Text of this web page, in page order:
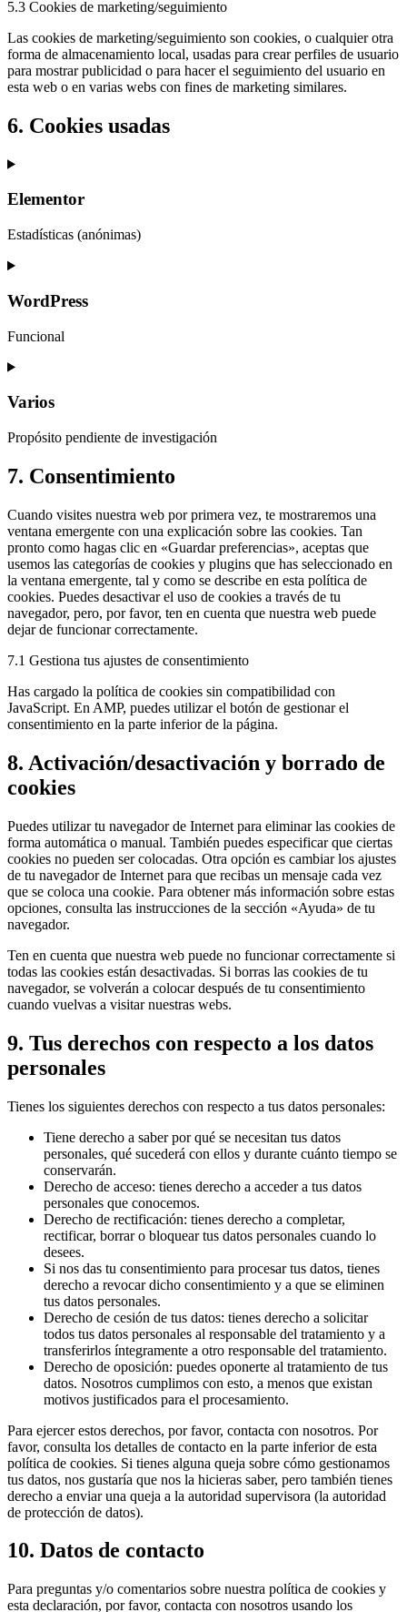
5.3 Cookies de marketing/seguimiento
Las cookies de marketing/seguimiento son cookies, o cualquier otra
forma de almacenamiento local, usadas para crear perfiles de usuario
para mostrar publicidad o para hacer el seguimiento del usuario en
esta web o en varias webs con fines de marketing similares.
6. Cookies usadas
Elementor
Estadísticas (anónimas)
Consent
service
WordPress
Funcional
Consent
service
Varios
Propósito pendiente de investigación
Consent
to
varios
7. Consentimiento
Cuando visites nuestra web por primera vez, te mostraremos una
ventana emergente con una explicación sobre las cookies. Tan
pronto como hagas clic en «Guardar preferencias», aceptas que
usemos las categorías de cookies y plugins que has seleccionado en
la ventana emergente, tal y como se describe en esta política de
cookies. Puedes desactivar el uso de cookies a través de tu
navegador, pero, por favor, ten en cuenta que nuestra web puede
dejar de funcionar correctamente.
7.1 Gestiona tus ajustes de consentimiento
Has cargado la política de cookies sin compatibilidad con
JavaScript. En AMP, puedes utilizar el botón de gestionar el
consentimiento en la parte inferior de la página.
8. Activación/desactivación y borrado de
cookies
Puedes utilizar tu navegador de Internet para eliminar las cookies de
forma automática o manual. También puedes especificar que ciertas
cookies no pueden ser colocadas. Otra opción es cambiar los ajustes
de tu navegador de Internet para que recibas un mensaje cada vez
que se coloca una cookie. Para obtener más información sobre estas
opciones, consulta las instrucciones de la sección «Ayuda» de tu
navegador.
Ten en cuenta que nuestra web puede no funcionar correctamente si
todas las cookies están desactivadas. Si borras las cookies de tu
navegador, se volverán a colocar después de tu consentimiento
cuando vuelvas a visitar nuestras webs.
9. Tus derechos con respecto a los datos
personales
Tienes los siguientes derechos con respecto a tus datos personales:
Tiene derecho a saber por qué se necesitan tus datos
personales, qué sucederá con ellos y durante cuánto tiempo se
conservarán.
Derecho de acceso: tienes derecho a acceder a tus datos
personales que conocemos.
Derecho de rectificación: tienes derecho a completar,
rectificar, borrar o bloquear tus datos personales cuando lo
desees.
Si nos das tu consentimiento para procesar tus datos, tienes
derecho a revocar dicho consentimiento y a que se eliminen
tus datos personales.
Derecho de cesión de tus datos: tienes derecho a solicitar
todos tus datos personales al responsable del tratamiento y a
transferirlos íntegramente a otro responsable del tratamiento.
Derecho de oposición: puedes oponerte al tratamiento de tus
datos. Nosotros cumplimos con esto, a menos que existan
motivos justificados para el procesamiento.
Para ejercer estos derechos, por favor, contacta con nosotros. Por
favor, consulta los detalles de contacto en la parte inferior de esta
política de cookies. Si tienes alguna queja sobre cómo gestionamos
tus datos, nos gustaría que nos la hicieras saber, pero también tienes
derecho a enviar una queja a la autoridad supervisora (la autoridad
de protección de datos).
10. Datos de contacto
Para preguntas y/o comentarios sobre nuestra política de cookies y
esta declaración, por favor, contacta con nosotros usando los